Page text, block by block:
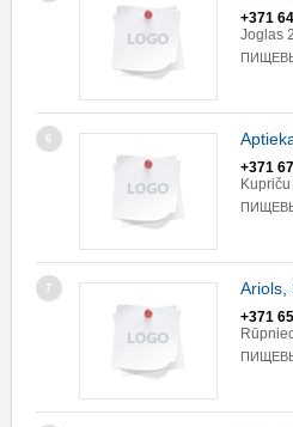
+371
Joglas
6
+371
7 Ariols,
+371